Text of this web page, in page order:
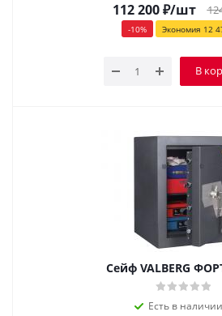
112 200₽/шт
-10% Экономия 12
В
Сейф VALBERG
Есть в наличии